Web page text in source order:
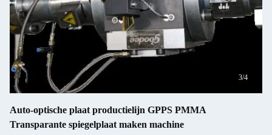
3/4
Auto-optische plaat productielijn GPPS PMMA
Transparante spiegelplaat maken machine